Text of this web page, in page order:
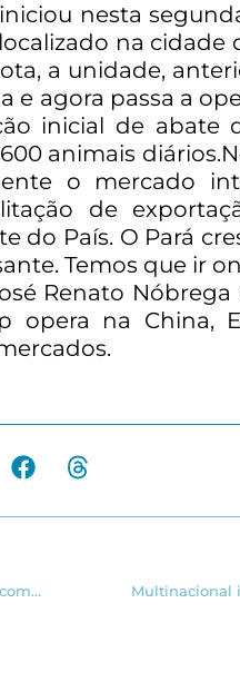
nesta
na cidade
a unidade,
e agora passa a
inicial de
animais
o mercado
de
do País. O Pará
Temos que ir
Renato
opera na China,
Ramax Group inaugura 1º frigorífico no Pará com capacidade de 400 abates diários